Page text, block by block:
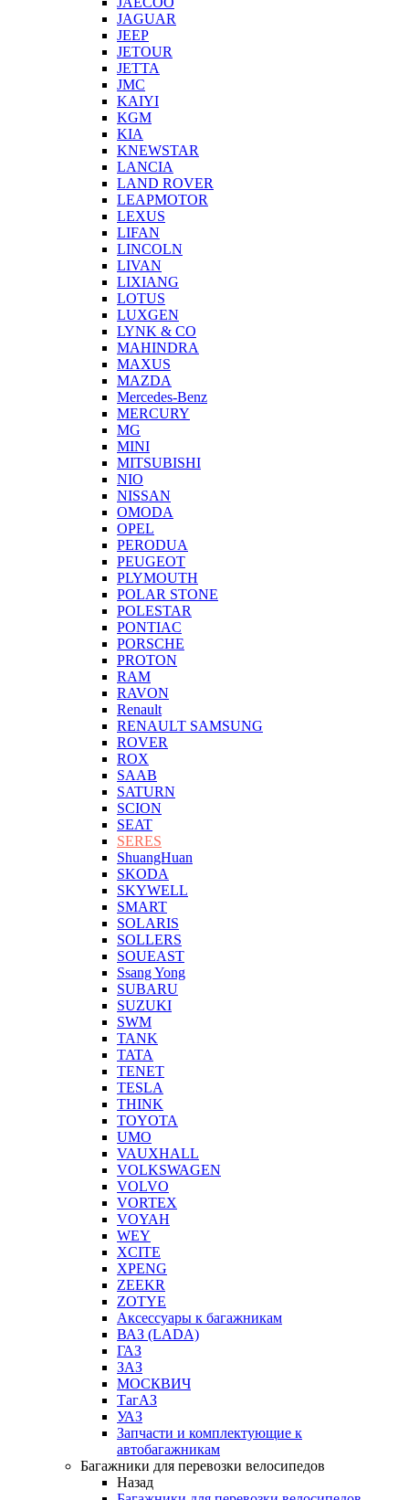
JAGUAR
JEEP
JETOUR
JETTA
JMC
KAIYI
KGM
KIA
KNEWSTAR
LANCIA
LAND ROVER
LEAPMOTOR
LEXUS
LIFAN
LINCOLN
LIVAN
LIXIANG
LOTUS
LUXGEN
LYNK & CO
MAHINDRA
MAXUS
MAZDA
Mercedes-Benz
MERCURY
MG
MINI
MITSUBISHI
NIO
NISSAN
OMODA
OPEL
PERODUA
PEUGEOT
PLYMOUTH
POLAR STONE
POLESTAR
PONTIAC
PORSCHE
PROTON
RAM
RAVON
Renault
RENAULT SAMSUNG
ROVER
ROX
SAAB
SATURN
SCION
SEAT
SERES
ShuangHuan
SKODA
SKYWELL
SMART
SOLARIS
SOLLERS
SOUEAST
Ssang Yong
SUBARU
SUZUKI
SWM
TANK
TATA
TENET
TESLA
THINK
TOYOTA
UMO
VAUXHALL
VOLKSWAGEN
VOLVO
VORTEX
VOYAH
WEY
XCITE
XPENG
ZEEKR
ZOTYE
Аксессуары к багажникам
ВАЗ (LADA)
ГАЗ
ЗАЗ
МОСКВИЧ
ТагАЗ
УАЗ
Запчасти и комплектующие к
автобагажникам
Багажники для перевозки велосипедов
Назад